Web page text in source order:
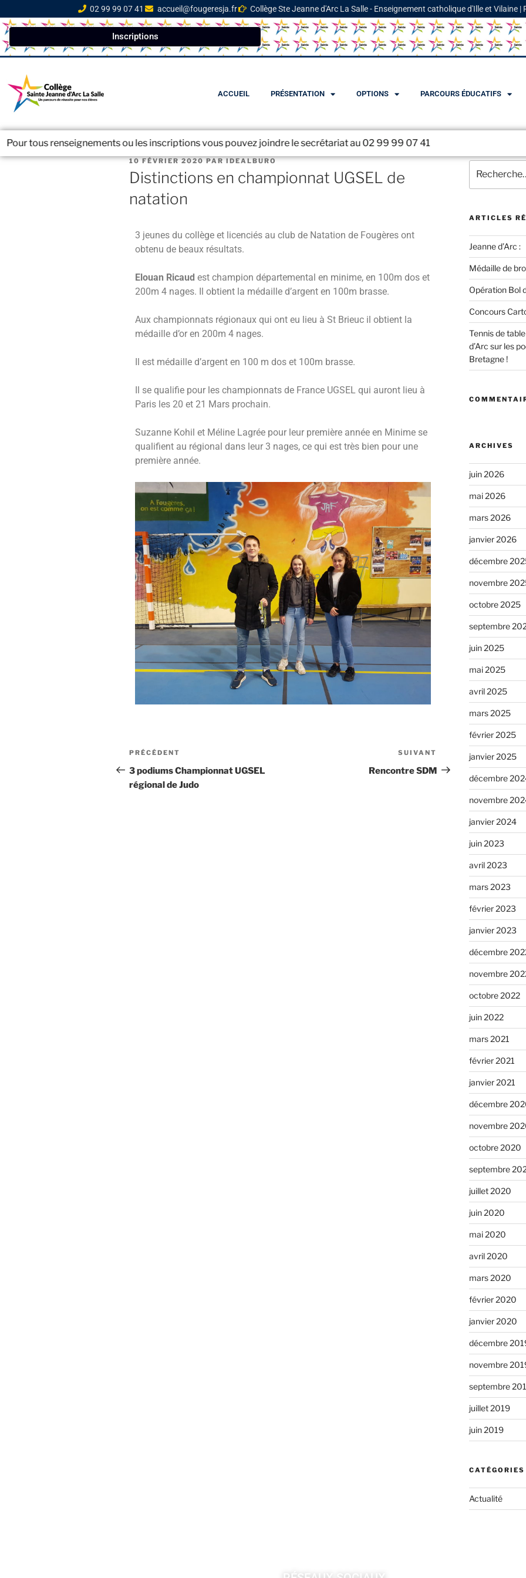
02 99 99 07 41 accueil@fougeresja.fr Collège Ste Jeanne d'Arc La Salle - Enseignement catholique d'Ille et Vilaine |
Inscriptions
ACCUEIL PRÉSENTATION OPTIONS PARCOURS ÉDUCATIFS
ou les inscriptions vous pouvez joindre le secrétariat au 02 99 99 07 41
10 FÉVRIER 2020PARIDEALBURO
Distinctions en championnat UGSEL de
natation
3 jeunes du collège et licenciés au club de Natation de Fougères ont
obtenu de beaux résultats.
Elouan Ricaud est champion départemental en minime, en 100m dos et
200m 4 nages. Il obtient la médaille d’argent en 100m brasse.
Aux championnats régionaux qui ont eu lieu à St Brieuc il obtient la
médaille d’or en 200m 4 nages.
Il est médaille d’argent en 100 m dos et 100m brasse.
Il se qualifie pour les championnats de France UGSEL qui auront lieu à
Paris les 20 et 21 Mars prochain.
Suzanne Kohil et Méline Lagrée pour leur première année en Minime se
qualifient au régional dans leur 3 nages, ce qui est très bien pour une
première année.
PRÉCÉDENT
3 podiums Championnat UGSEL
régional de Judo
SUIVANT
Rencontre SDM
ARTICLES
Jeanne d’Arc :
Médaille de
Opération Bol
Concours
Tennis de
d’Arc sur les
Bretagne !
ARCHIVES
juin 2026
mai 2026
mars 2026
janvier 2026
décembre
novembre
octobre 2025
septembre
juin 2025
mai 2025
avril 2025
mars 2025
février 2025
janvier 2025
décembre
novembre
janvier 2024
juin 2023
avril 2023
mars 2023
février 2023
janvier 2023
décembre
novembre
octobre 2022
juin 2022
mars 2021
février 2021
janvier 2021
décembre
novembre
octobre 2020
septembre
juillet 2020
juin 2020
mai 2020
avril 2020
mars 2020
février 2020
janvier 2020
décembre
novembre
septembre
juillet 2019
juin 2019
CATÉGORIES
Actualité